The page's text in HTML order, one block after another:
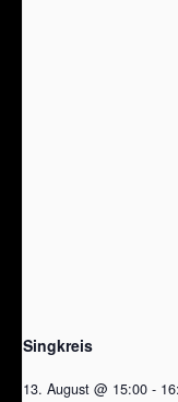
Singkreis
13. August @ 15:00 -